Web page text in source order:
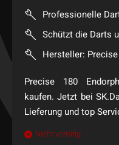
Professionelle
Schützt die Darts
Hersteller:
Precise 180
kaufen. Jetzt bei
Lieferung und top
Nicht vorrätig